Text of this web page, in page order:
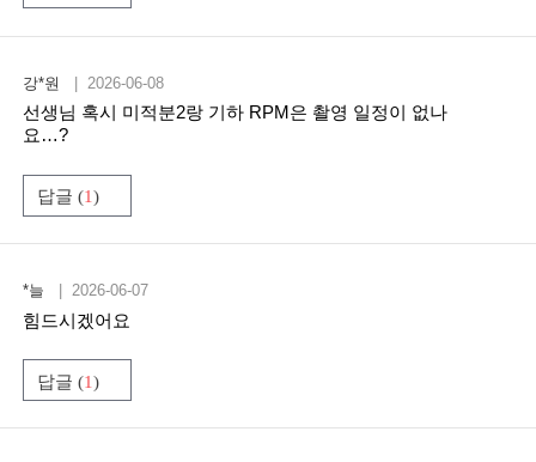
강*원 | 2026-06-08
선생님 혹시 미적분2랑 기하 RPM은 촬영 일정이 없나
요…?
답글 (1)
*늘 | 2026-06-07
힘드시겠어요
답글 (1)